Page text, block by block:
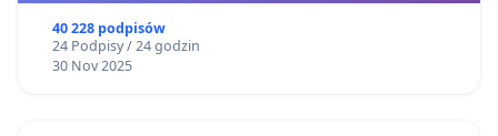
40 228 podpisów
24 Podpisy / 24 godzin
30 Nov 2025